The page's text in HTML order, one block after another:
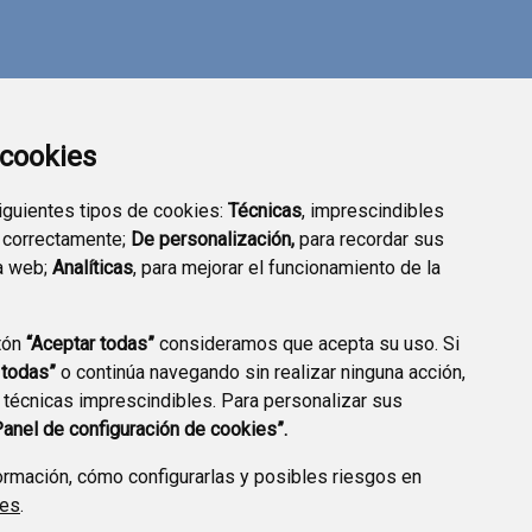
tipos de cookies: Técnicas, imprescindibles
De personalización, para recordar sus
web; Analíticas, para mejorar el funcionamiento de la
“Aceptar todas” consideramos que acepta su uso. Si
o continúa navegando sin realizar ninguna acción,
imprescindibles. Para personalizar sus
de configuración de cookies”.
cómo configurarlas y posibles riesgos en
.
TRANSPARENCIA SEDE ELECTRÓNICA